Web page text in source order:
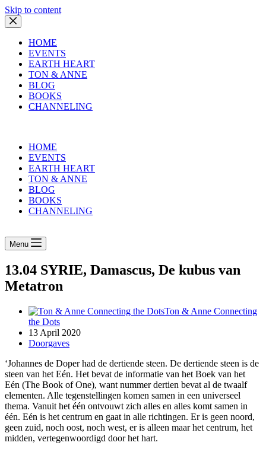
Skip to content
HOME
EVENTS
EARTH HEART
TON & ANNE
BLOG
BOOKS
CHANNELING
HOME
EVENTS
EARTH HEART
TON & ANNE
BLOG
BOOKS
CHANNELING
Menu
13.04 SYRIE, Damascus, De kubus van
Metatron
Ton & Anne Connecting
the Dots
13 April 2020
Doorgaves
‘Johannes de Doper had de dertiende steen. De dertiende steen is de
steen van het Eén. Het bevat de informatie van het Boek van het
Eén (The Book of One), want nummer dertien bevat al de twaalf
elementen. Alle tegenstellingen komen samen in een universeel
thema. Vanuit het één ontvouwt zich alles en alles komt samen in
één. Eén is het centrum en gaat in alle richtingen. Er is geen noord,
geen zuid, noch oost, noch west, er is alleen maar het centrum, het
midden, vertegenwoordigd door het hart.